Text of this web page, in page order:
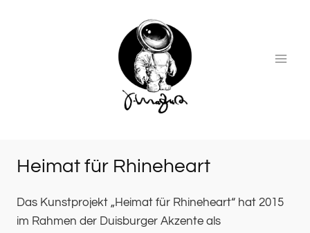
Heimat für Rhineheart
Das Kunstprojekt „Heimat für Rhineheart“ hat 2015 im
Das Kunstprojekt „Heimat für Rhineheart“ hat 2015
im Rahmen der Duisburger Akzente als